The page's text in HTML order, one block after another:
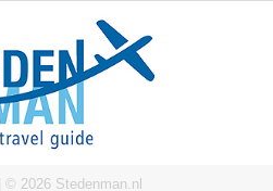
| © 2026 Stedenman.nl